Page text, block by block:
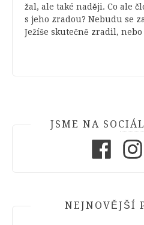
žal, ale také naději. Co ale
s jeho zradou? Nebudu se
Ježíše skutečně zradil,
JSME NA
NEJNOVĚJŠÍ